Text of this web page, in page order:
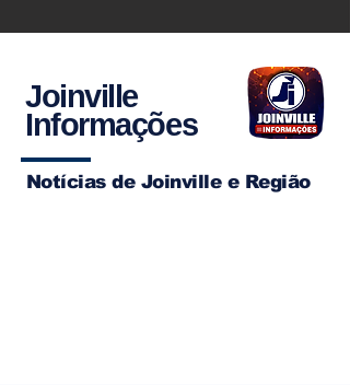
Joinville
Informações
Notícias de Joinville e Região